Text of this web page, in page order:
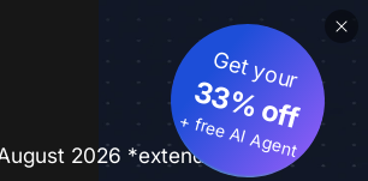
2026 *extended
Get your
33% off
+ free AI Agent